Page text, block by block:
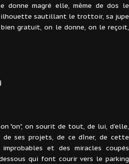
donne magré elle, même de dos le
sautillant le trottoir, sa jupe
gratuit, on le donne, on le reçoit,
"on", on sourit de tout, de lui, d'elle,
ses projets, de ce dîner, de cette
et des miracles coupés
qui font courir vers le parking